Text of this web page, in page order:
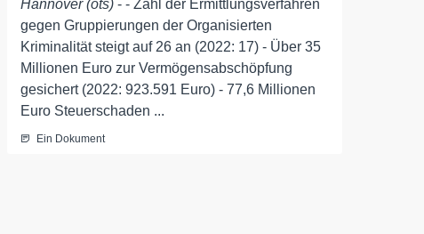
Hannover (ots) - - Zahl der Ermittlungsverfahren
gegen Gruppierungen der Organisierten
Kriminalität steigt auf 26 an (2022: 17) - Über 35
Millionen Euro zur Vermögensabschöpfung
gesichert (2022: 923.591 Euro) - 77,6 Millionen
Euro Steuerschaden ...
Ein Dokument